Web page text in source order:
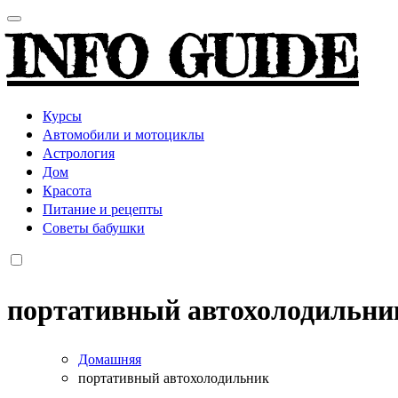
INFO GUIDE
Курсы
Автомобили и мотоциклы
Астрология
Дом
Красота
Питание и рецепты
Советы бабушки
портативный
Домашняя
портативный автохолодильник